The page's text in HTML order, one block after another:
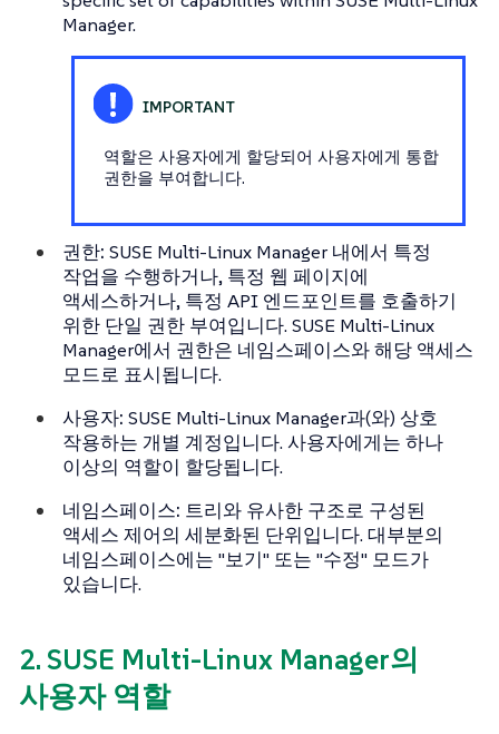
Manager.
역할은 사용자에게 할당되어 사용자에게 통합
권한을 부여합니다.
권한: SUSE Multi-Linux Manager 내에서 특정
작업을 수행하거나, 특정 웹 페이지에
액세스하거나, 특정 API 엔드포인트를 호출하기
위한 단일 권한 부여입니다. SUSE Multi-Linux
Manager에서 권한은 네임스페이스와 해당 액세스
모드로 표시됩니다.
사용자: SUSE Multi-Linux Manager과(와) 상호
작용하는 개별 계정입니다. 사용자에게는 하나
이상의 역할이 할당됩니다.
네임스페이스: 트리와 유사한 구조로 구성된
액세스 제어의 세분화된 단위입니다. 대부분의
네임스페이스에는 "보기" 또는 "수정" 모드가
있습니다.
2. SUSE Multi-Linux Manager의
사용자 역할